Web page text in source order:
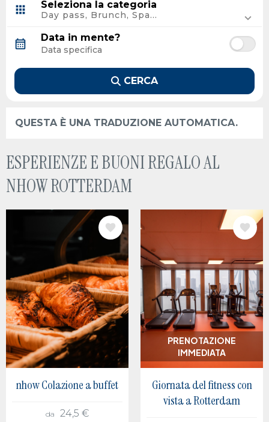
Roma, Italia
Granada, Spagna
Caceres, Spagna
Amsterdam, Paesi Bassi
Vila Nova de Gaia, Portugal
Cordoba, Spagna
Praga, Czechia
La Coruña, Spagna
Trieste, Italia
Marsiglia, Francia
Póvoa de Varzim, Portugal
Rotterdam, Paesi Bassi
Copenaghen, Danimarca
Eindhoven, Paesi Bassi
Berlino, Germania
Buenos Aires, Argentina
Città del Messico, Mexico
Seleziona la categoria
Day pass, Brunch, Spa...
Data in mente?
CERCA
QUESTA È UNA TRADUZIONE AUTOMATICA.
ESPERIENZE E BUONI REGALO AL
NHOW ROTTERDAM
IMMAGINE
nhow Colazione a buffet
da 24,5 €
PRENOTAZIONE
IMMEDIATA
IMMAGINE
Giornata del fitness con
vista a Rotterdam